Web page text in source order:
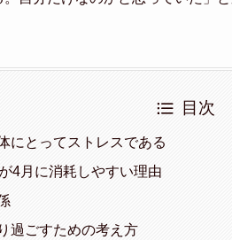
目次
にとってストレスである
4月に消耗しやすい理由
過ごすための考え方